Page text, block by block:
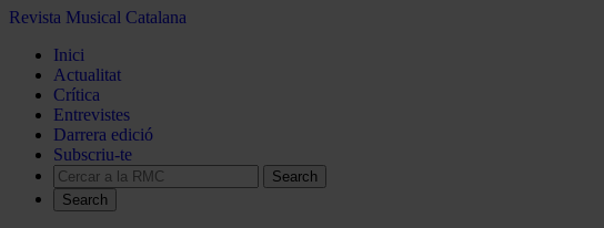
Revista Musical Catalana
Inici
Actualitat
Crítica
Entrevistes
Darrera edició
Subscriu-te
Search